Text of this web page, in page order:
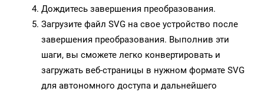
Дождитесь завершения преобразования.
Загрузите файл SVG на свое устройство после
завершения преобразования. Выполнив эти
шаги, вы сможете легко конвертировать и
загружать веб-страницы в нужном формате SVG
для автономного доступа и дальнейшего